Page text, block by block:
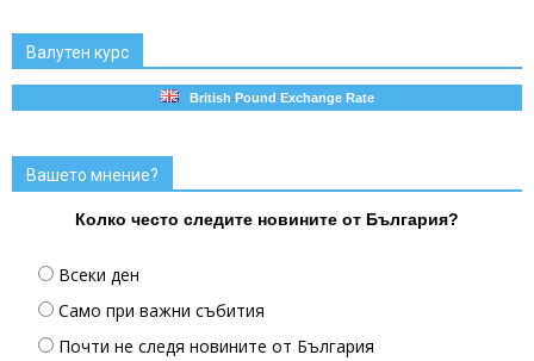
Валутен курс
British Pound Exchange Rate
Вашето мнение?
Колко често следите новините от България?
Всеки ден
Само при важни събития
Почти не следя новините от България